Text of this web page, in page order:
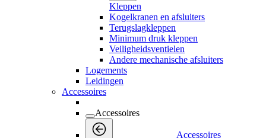
Kleppen
Kogelkranen en afsluiters
Terugslagkleppen
Minimum druk kleppen
Veiligheidsventielen
Andere mechanische afsluiters
Logements
Leidingen
Accessoires
Accessoires
Accessoires